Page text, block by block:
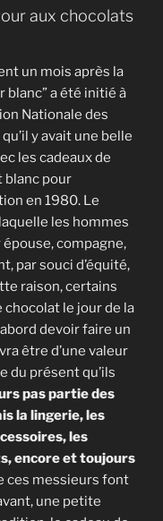
aux chocolats
un mois après la
blanc” a été initié à
Nationale des
y avait une belle
les cadeaux de
blanc pour
en 1980. Le
les hommes
compagne,
par souci d’équité,
raison, certains
chocolat le jour de la
devoir faire un
être d’une valeur
du présent qu’ils
pas partie des
la lingerie, les
les
encore et toujours
ces messieurs font
une petite